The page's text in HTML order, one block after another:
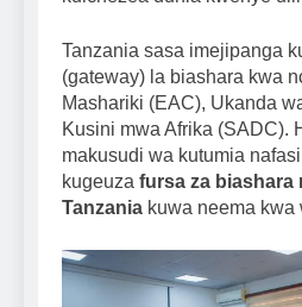
Tanzania sasa imejipanga
(gateway) la biashara kwa
Mashariki (EAC), Ukanda
Kusini mwa Afrika (SADC).
makusudi wa kutumia
kugeuza fursa za biashara
Tanzania kuwa neema kwa